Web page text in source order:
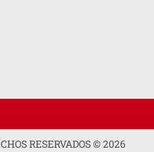
RESERVADOS ©2026